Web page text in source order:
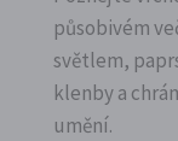
působivém
světlem,
klenby a
umění.